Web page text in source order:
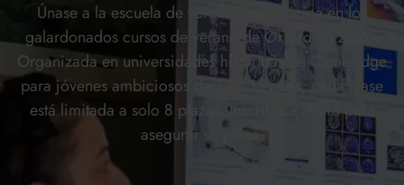
Únase a la escuela de verano de medicina en los
galardonados cursos de verano de Oxford en 2026.
Organizada en universidades históricas de Cambridge
para jóvenes ambiciosos de 13 a 15 años, cada clase
está limitada a solo 8 plazas. Inscríbase ahora para
asegurar su plaza.